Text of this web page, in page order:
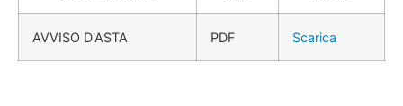
AVVISO D'ASTA PDF Scarica